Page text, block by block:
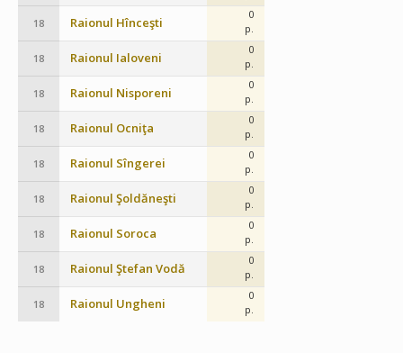
18 Raionul Hînceşti
0
p.
18 Raionul Ialoveni
0
p.
18 Raionul Nisporeni
0
p.
18 Raionul Ocniţa
0
p.
18 Raionul Sîngerei
0
p.
18 Raionul Şoldăneşti
0
p.
18 Raionul Soroca
0
p.
18 Raionul Ştefan Vodă
0
p.
18 Raionul Ungheni
0
p.